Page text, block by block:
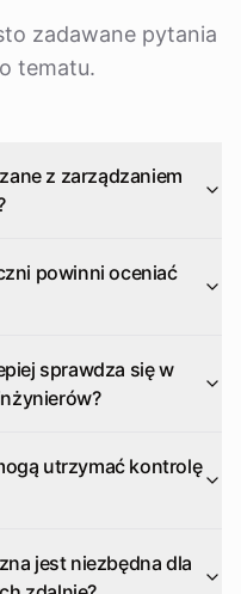
zadawane pytania
tematu.
z zarządzaniem
powinni oceniać
sprawdza się w
utrzymać kontrolę
jest niezbędna dla